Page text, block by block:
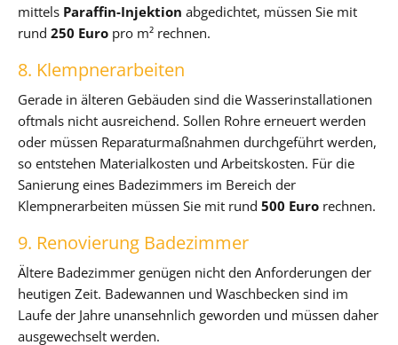
mittels Paraffin-Injektion abgedichtet, müssen Sie mit
rund 250 Euro pro m² rechnen.
8. Klempnerarbeiten
Gerade in älteren Gebäuden sind die Wasserinstallationen
oftmals nicht ausreichend. Sollen Rohre erneuert werden
oder müssen Reparaturmaßnahmen durchgeführt werden,
so entstehen Materialkosten und Arbeitskosten. Für die
Sanierung eines Badezimmers im Bereich der
Klempnerarbeiten müssen Sie mit rund 500 Euro rechnen.
9. Renovierung Badezimmer
Ältere Badezimmer genügen nicht den Anforderungen der
heutigen Zeit. Badewannen und Waschbecken sind im
Laufe der Jahre unansehnlich geworden und müssen daher
ausgewechselt werden.